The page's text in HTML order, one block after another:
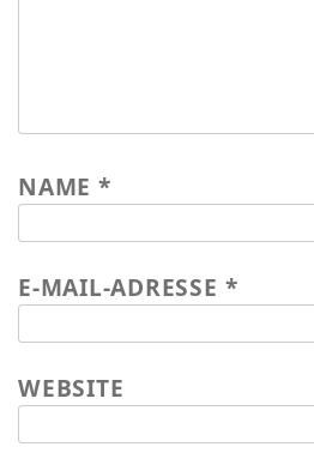
Arbeitseinsatz_J.Blank 2016
Werkarbeiten 2015
NAME *
E-MAIL-ADRESSE *
WEBSITE